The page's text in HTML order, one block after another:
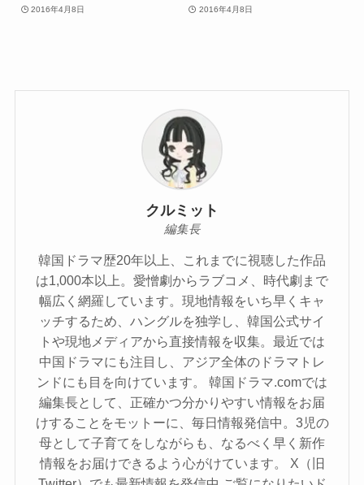
2016年4月8日 2016年4月8日
クルミット
編集長
韓国ドラマ歴20年以上、これまでに視聴した作品
は1,000本以上。愛憎劇からラブコメ、時代劇まで
幅広く網羅しています。現地情報をいち早くキャ
ッチするため、ハングルを独学し、韓国公式サイ
トや現地メディアから直接情報を収集。最近では
中国ドラマにも注目し、アジア全体のドラマトレ
ンドにも目を向けています。 韓国ドラマ.comでは
編集長として、正確かつ分かりやすい情報をお届
けすることをモットーに、毎日情報発信中。3児の
母として子育てをしながらも、なるべく早く新作
情報をお届けできるよう心がけています。 X（旧